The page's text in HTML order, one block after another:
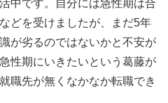
中です。自分には急性期は合
どを受けましたが、まだ5年
が劣るのではないかと不安が
性期にいきたいという葛藤が
職先が無くなかなか転職でき